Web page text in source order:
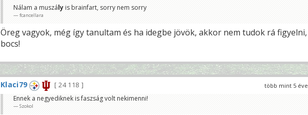
Nálam a muszályis brainfart, sorry nem sorry
fcancellara
Öreg vagyok, még így tanultam és ha idegbe jövök, akkor nem tudok rá figyelni,
bocs!
több mint 5 éve
Klaci79
24 118
Ennek a negyediknek is faszság volt nekimenni!
Szokol